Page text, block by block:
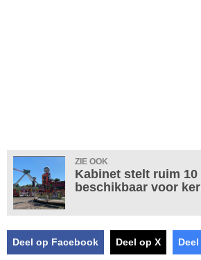
ZIE OOK
Kabinet stelt ruim
beschikbaar voor
Deel op Facebook Deel op X